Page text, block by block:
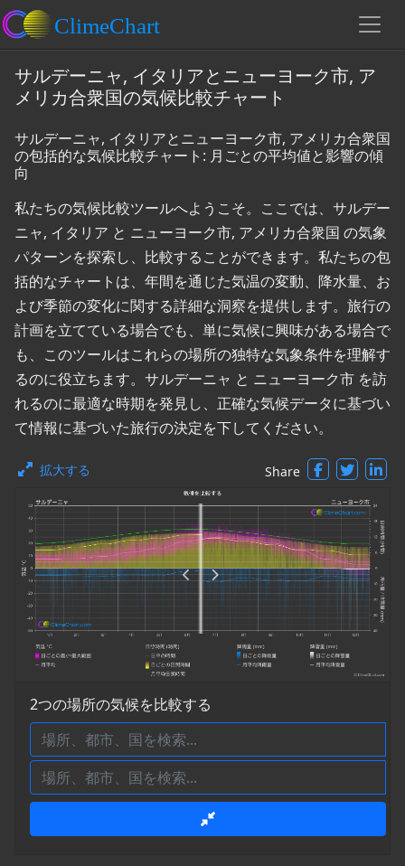
サルデーニャ, イタリアとニューヨーク市, ア
メリカ合衆国の気候比較チャート
サルデーニャ, イタリアとニューヨーク市, アメリカ合衆国
の包括的な気候比較チャート: 月ごとの平均値と影響の傾
向
私たちの気候比較ツールへようこそ。ここでは、サルデー
ニャ, イタリア と ニューヨーク市, アメリカ合衆国 の気象
パターンを探索し、比較することができます。私たちの包
括的なチャートは、年間を通じた気温の変動、降水量、お
よび季節の変化に関する詳細な洞察を提供します。旅行の
計画を立てている場合でも、単に気候に興味がある場合で
も、このツールはこれらの場所の独特な気象条件を理解す
るのに役立ちます。サルデーニャ と ニューヨーク市 を訪
れるのに最適な時期を発見し、正確な気候データに基づい
て情報に基づいた旅行の決定を下してください。
拡大する Share
2つの場所の気候を比較する